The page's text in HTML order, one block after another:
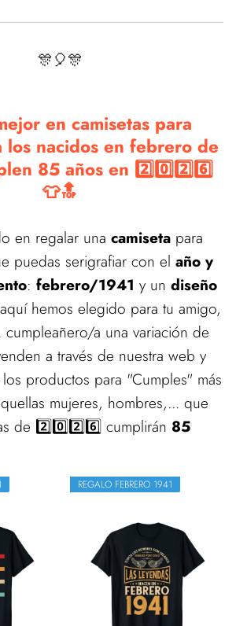
🎊🎈🎊
en camisetas para
los nacidos en febrero de
85 años en 2️⃣0️⃣2️⃣6️⃣
👕🔝
en regalar una camiseta para
puedas serigrafiar con el año y
: febrero/1941 y un diseño
hemos elegido para tu amigo,
a una variación de
a través de nuestra web y
productos para "Cumples" más
mujeres, hombres,... que
de 2️⃣0️⃣2️⃣6️⃣ cumplirán 85
REGALO FEBRERO 1941